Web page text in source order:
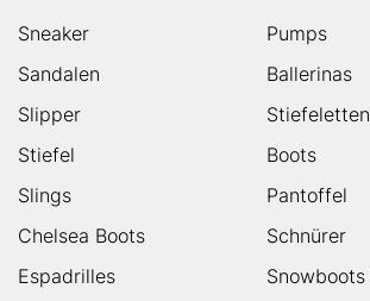
Sneaker
Pumps
Sandalen
Ballerinas
Slipper
Stiefeletten
Stiefel
Boots
Slings
Pantoffel
Chelsea Boots
Schnürer
Espadrilles
Snowboots